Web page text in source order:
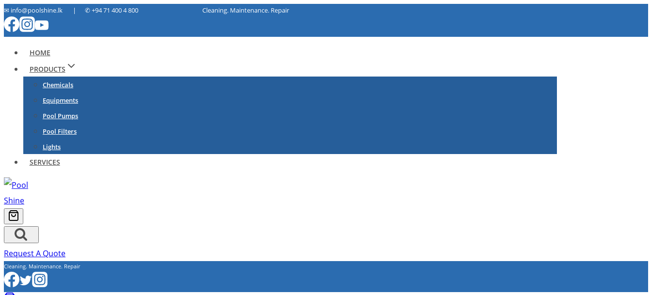
Skip
to
✉ info@poolshine.lk | ✆+94 71 400 4 800 Cleaning. Maintenance. Repair
HOME
PRODUCTS
Chemicals
Equipments
Pool Pumps
Pool Filters
Lights
SERVICES
Request A Quote
Cleaning. Maintenance. Repair